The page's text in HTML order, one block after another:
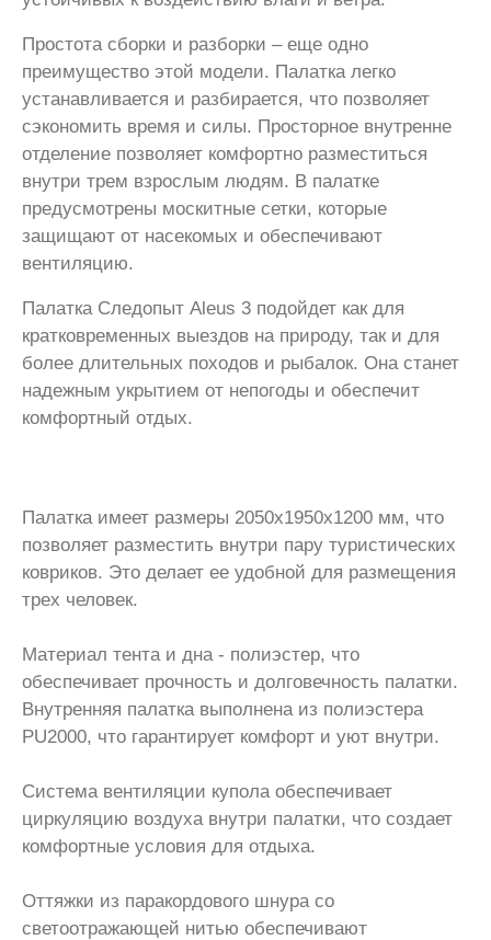
Простота сборки и разборки – еще одно
преимущество этой модели. Палатка легко
устанавливается и разбирается, что позволяет
сэкономить время и силы. Просторное внутренне
отделение позволяет комфортно разместиться
внутри трем взрослым людям. В палатке
предусмотрены москитные сетки, которые
защищают от насекомых и обеспечивают
вентиляцию.
Палатка Следопыт Aleus 3 подойдет как для
кратковременных выездов на природу, так и для
более длительных походов и рыбалок. Она станет
надежным укрытием от непогоды и обеспечит
комфортный отдых.
Палатка имеет размеры 2050x1950x1200 мм, что
позволяет разместить внутри пару туристических
ковриков. Это делает ее удобной для размещения
трех человек.
Материал тента и дна - полиэстер, что
обеспечивает прочность и долговечность палатки.
Внутренняя палатка выполнена из полиэстера
PU2000, что гарантирует комфорт и уют внутри.
Система вентиляции купола обеспечивает
циркуляцию воздуха внутри палатки, что создает
комфортные условия для отдыха.
Оттяжки из паракордового шнура со
светоотражающей нитью обеспечивают